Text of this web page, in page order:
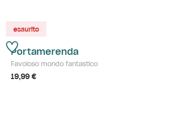
esaurito
Portamerenda
Favoloso mondo fantastico
19,99 €